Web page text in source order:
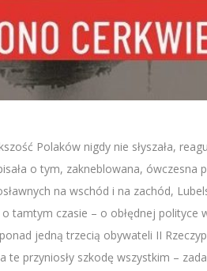
Polaków nigdy nie słyszała,
o tym, zakneblowana, ówczesna
na wschód i na zachód,
tamtym czasie – o obłędnej polityce
jedną trzecią obywateli II
przyniosły szkodę wszystkim –